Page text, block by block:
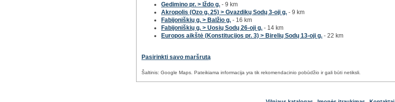
Gedimino pr. > Iždo g. - 9 km
Akropolis (Ozo g. 25) > Gvazdikų Sodų 3-oji g. - 9 km
Fabijoniškių g. > Balžio g. - 16 km
Fabijoniškių g. > Uosių Sodų 26-oji g. - 14 km
Europos aikštė (Konstitucijos pr. 3) > Birelių Sodų 13-oji g. - 22 km
Pasirinkti savo maršrutą
Šaltinis: Google Maps. Pateikiama informacija yra tik rekomendacinio pobūdžio ir gali būti netiksli.